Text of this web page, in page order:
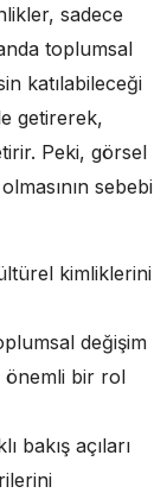
sadece
toplumsal
katılabileceği
getirerek,
Peki, görsel
sebebi
kimliklerini
değişim
önemli bir rol
bakış açıları